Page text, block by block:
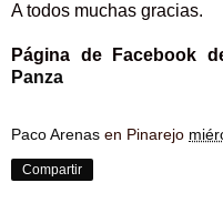
A todos muchas gracias.
Página de Facebook
Panza
Paco Arenas en Pinarejo
Compartir